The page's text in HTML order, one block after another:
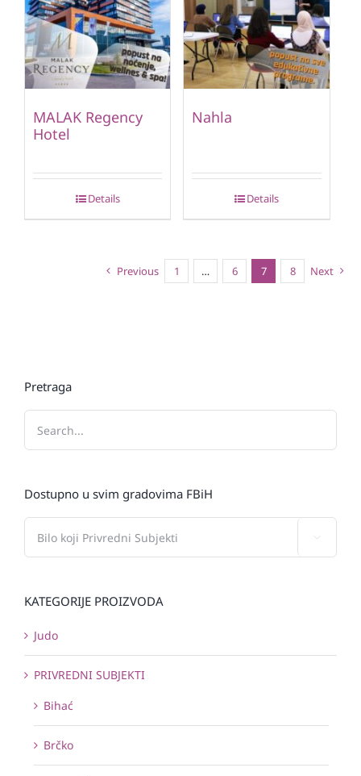
MALAK Regency
Hotel
Details
Nahla
Details
Previous 1 … 6 7 8 Next
Pretraga
Dostupno u svim gradovima FBiH
KATEGORIJE PROIZVODA
Judo
PRIVREDNI SUBJEKTI
Bihać
Brčko